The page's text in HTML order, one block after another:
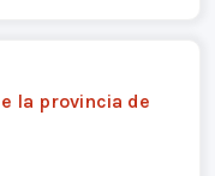
la provincia de